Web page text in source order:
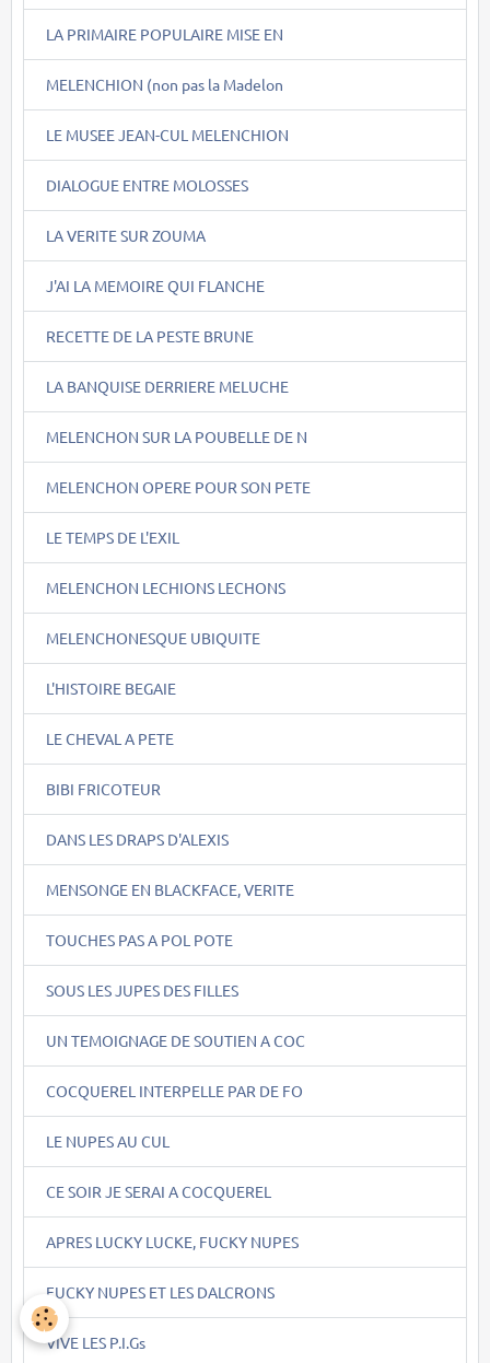
LA PRIMAIRE POPULAIRE MISE EN
MELENCHION (non pas la Madelon
LE MUSEE JEAN-CUL MELENCHION
DIALOGUE ENTRE MOLOSSES
LA VERITE SUR ZOUMA
J'AI LA MEMOIRE QUI FLANCHE
RECETTE DE LA PESTE BRUNE
LA BANQUISE DERRIERE MELUCHE
MELENCHON SUR LA POUBELLE DE N
MELENCHON OPERE POUR SON PETE
LE TEMPS DE L'EXIL
MELENCHON LECHIONS LECHONS
MELENCHONESQUE UBIQUITE
L'HISTOIRE BEGAIE
LE CHEVAL A PETE
BIBI FRICOTEUR
DANS LES DRAPS D'ALEXIS
MENSONGE EN BLACKFACE, VERITE
TOUCHES PAS A POL POTE
SOUS LES JUPES DES FILLES
UN TEMOIGNAGE DE SOUTIEN A COC
COCQUEREL INTERPELLE PAR DE FO
LE NUPES AU CUL
CE SOIR JE SERAI A COCQUEREL
APRES LUCKY LUCKE, FUCKY NUPES
FUCKY NUPES ET LES DALCRONS
VIVE LES P.I.Gs